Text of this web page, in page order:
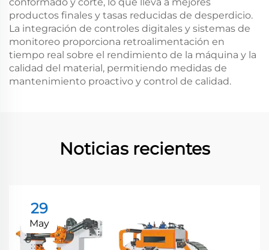
productos finales y tasas reducidas de desperdicio.
La integración de controles digitales y sistemas de
monitoreo proporciona retroalimentación en
tiempo real sobre el rendimiento de la máquina y la
calidad del material, permitiendo medidas de
mantenimiento proactivo y control de calidad.
Noticias recientes
29
May